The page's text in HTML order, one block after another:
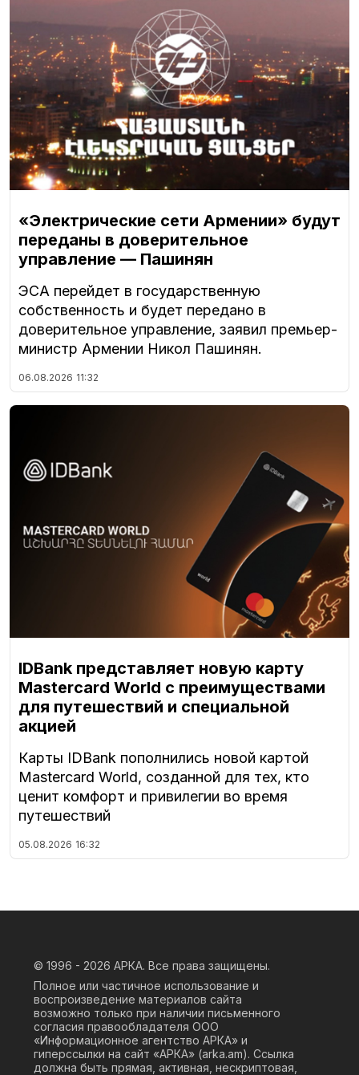
«Электрические сети Армении» будут
переданы в доверительное
управление — Пашинян
ЭСА перейдет в государственную
собственность и будет передано в
доверительное управление, заявил премьер-
министр Армении Никол Пашинян.
06.08.2026 11:32
IDBank представляет новую карту
Mastercard World с преимуществами
для путешествий и специальной
акцией
Карты IDBank пополнились новой картой
Mastercard World, созданной для тех, кто
ценит комфорт и привилегии во время
путешествий
05.08.2026 16:32
© 1996 - 2026 АРКА. Все права защищены.
Полное или частичное использование и
воспроизведение материалов сайта
возможно только при наличии письменного
согласия правообладателя ООО
«Информационное агентство АРКА» и
гиперссылки на сайт «АРКА» (arka.am). Ссылка
должна быть прямая, активная, нескриптовая,